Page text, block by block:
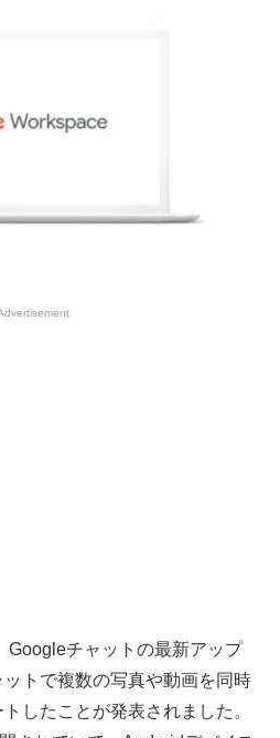
Googleチャットの最新アップ
トで複数の写真や動画を同時
したことが発表されました。